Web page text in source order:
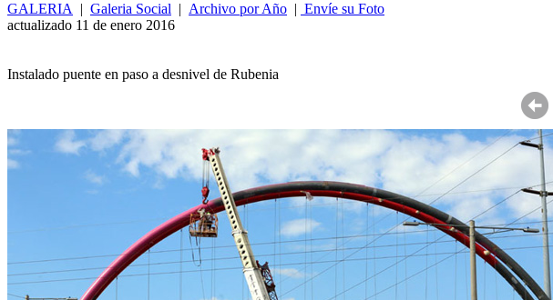
GALERIA
| Galeria Social | Archivo por Año | Envíe su Foto
actualizado 11 de enero 2016
Instalado puente en paso a desnivel de Rubenia